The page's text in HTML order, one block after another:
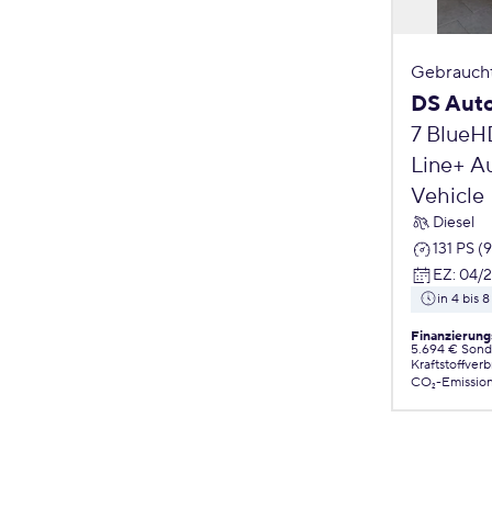
DS
7
Line+
Vehicle
Diesel
131 PS
EZ: 04/
in 4 bis
5.694 €
CO₂-